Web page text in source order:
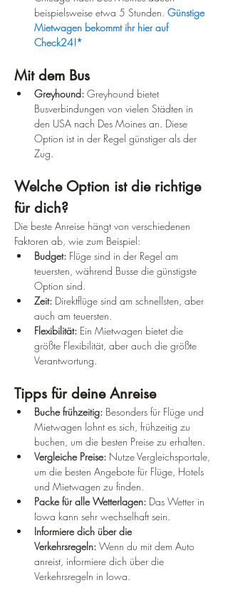
beispielsweise etwa 5 Stunden. Günstige
Mietwagen bekommt ihr hier auf
Check24!*
Mit dem Bus
Greyhound: Greyhound bietet
Busverbindungen von vielen Städten in
den USA nach Des Moines an. Diese
Option ist in der Regel günstiger als der
Zug.
Welche Option ist die richtige
für dich?
Die beste Anreise hängt von verschiedenen
Faktoren ab, wie zum Beispiel:
Budget: Flüge sind in der Regel am
teuersten, während Busse die günstigste
Option sind.
Zeit: Direktflüge sind am schnellsten, aber
auch am teuersten.
Flexibilität: Ein Mietwagen bietet die
größte Flexibilität, aber auch die größte
Verantwortung.
Tipps für deine Anreise
Buche frühzeitig: Besonders für Flüge und
Mietwagen lohnt es sich, frühzeitig zu
buchen, um die besten Preise zu erhalten.
Vergleiche Preise: Nutze Vergleichsportale,
um die besten Angebote für Flüge, Hotels
und Mietwagen zu finden.
Packe für alle Wetterlagen: Das Wetter in
Iowa kann sehr wechselhaft sein.
Informiere dich über die
Verkehrsregeln: Wenn du mit dem Auto
anreist, informiere dich über die
Verkehrsregeln in Iowa.